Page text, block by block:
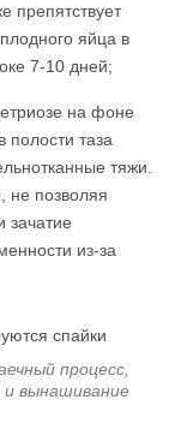
препятствует
яйца в
7-10 дней;
на фоне
полости таза
тяжи.
не позволяя
зачатие
из-за
процесс,
вынашивание